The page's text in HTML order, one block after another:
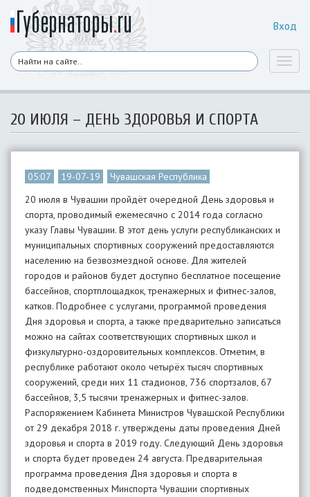
Вход
20 ИЮЛЯ – ДЕНЬ ЗДОРОВЬЯ И СПОРТА
05:07 19-07-19
Чувашская Республика
20 июля в Чувашии пройдёт очередной День здоровья и
спорта, проводимый ежемесячно с 2014 года согласно
указу Главы Чувашии. В этот день услуги республиканских и
муниципальных спортивных сооружений предоставляются
населению на безвозмездной основе. Для жителей
городов и районов будет доступно бесплатное посещение
бассейнов, спортплощадкок, тренажерных и фитнес-залов,
катков. Подробнее с услугами, программой проведения
Дня здоровья и спорта, а также предварительно записаться
можно на сайтах соответствующих спортивных школ и
физкультурно-оздоровительных комплексов. Отметим, в
республике работают около четырёх тысяч спортивных
сооружений, среди них 11 стадионов, 736 спортзалов, 67
бассейнов, 3,5 тысячи тренажерных и фитнес-залов.
Распоряжением Кабинета Министров Чувашской Республики
от 29 декабря 2018 г. утверждены даты проведения Дней
здоровья и спорта в 2019 году. Следующий День здоровья
и спорта будет проведен 24 августа. Предварительная
программа проведения Дня здоровья и спорта в
подведомственных Минспорта Чувашии спортивных